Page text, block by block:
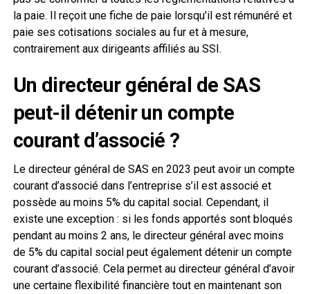
la paie. Il reçoit une fiche de paie lorsqu’il est rémunéré et
paie ses cotisations sociales au fur et à mesure,
contrairement aux dirigeants affiliés au SSI.
Un directeur général de SAS
peut-il détenir un compte
courant d’associé ?
Le directeur général de SAS en 2023 peut avoir un compte
courant d’associé dans l’entreprise s’il est associé et
possède au moins 5% du capital social. Cependant, il
existe une exception : si les fonds apportés sont bloqués
pendant au moins 2 ans, le directeur général avec moins
de 5% du capital social peut également détenir un compte
courant d’associé. Cela permet au directeur général d’avoir
une certaine flexibilité financière tout en maintenant son